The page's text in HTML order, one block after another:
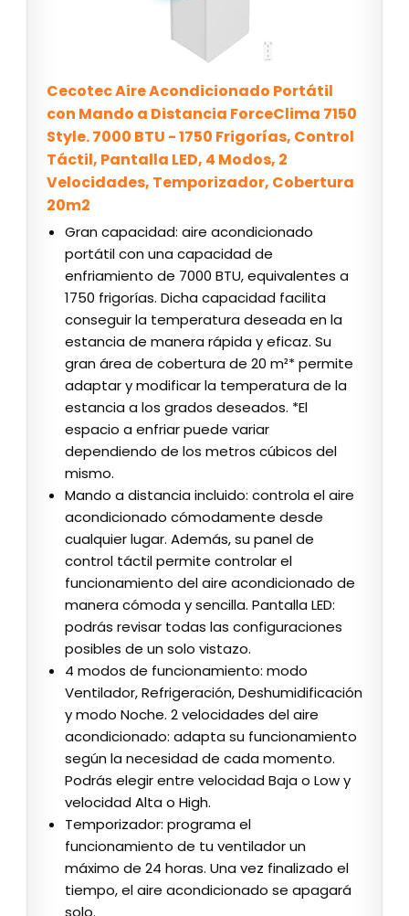
Cecotec Aire Acondicionado Portátil
con Mando a Distancia ForceClima 7150
Style. 7000 BTU - 1750 Frigorías, Control
Táctil, Pantalla LED, 4 Modos, 2
Velocidades, Temporizador, Cobertura
20m2
Gran capacidad: aire acondicionado
portátil con una capacidad de
enfriamiento de 7000 BTU, equivalentes a
1750 frigorías. Dicha capacidad facilita
conseguir la temperatura deseada en la
estancia de manera rápida y eficaz. Su
gran área de cobertura de 20 m²* permite
adaptar y modificar la temperatura de la
estancia a los grados deseados. *El
espacio a enfriar puede variar
dependiendo de los metros cúbicos del
mismo.
Mando a distancia incluido: controla el aire
acondicionado cómodamente desde
cualquier lugar. Además, su panel de
control táctil permite controlar el
funcionamiento del aire acondicionado de
manera cómoda y sencilla. Pantalla LED:
podrás revisar todas las configuraciones
posibles de un solo vistazo.
4 modos de funcionamiento: modo
Ventilador, Refrigeración, Deshumidificación
y modo Noche. 2 velocidades del aire
acondicionado: adapta su funcionamiento
según la necesidad de cada momento.
Podrás elegir entre velocidad Baja o Low y
velocidad Alta o High.
Temporizador: programa el
funcionamiento de tu ventilador un
máximo de 24 horas. Una vez finalizado el
tiempo, el aire acondicionado se apagará